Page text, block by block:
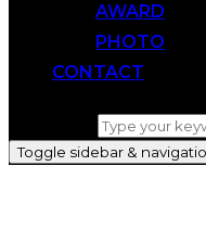
AWARD
PHOTO
CONTACT
Toggle sidebar &